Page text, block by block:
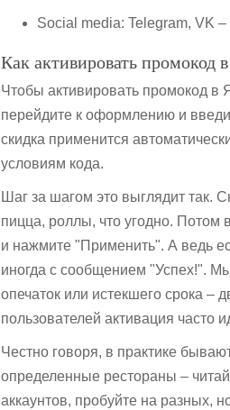
Social media: Telegram, VK –
Как активировать
Чтобы активировать промокод в
перейдите к оформлению и
скидка применится
условиям кода.
Шаг за шагом это выглядит так.
пицца, роллы, что угодно. Потом
и нажмите "Применить". А ведь
иногда с сообщением "Успех!".
опечаток или истекшего срока –
пользователей активация часто
Честно говоря, в практике
определенные рестораны –
аккаунтов, пробуйте на разных,